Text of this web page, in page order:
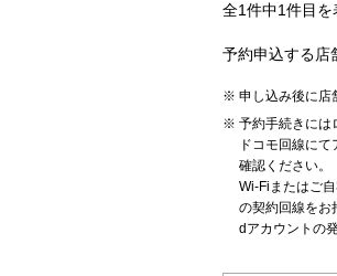
全1件中1件目
予約申込する店
申し込み後に店
予約手続きには
ドコモ回線に
確認ください。
Wi-Fiまたはご
の契約回線をお
dアカウントの